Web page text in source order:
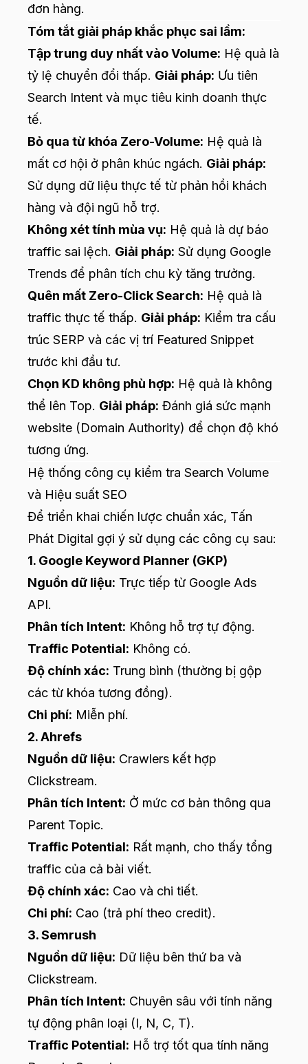
đơn hàng.
Tóm tắt giải pháp khắc phục sai lầm:
Tập trung duy nhất vào Volume: Hệ quả là
tỷ lệ chuyển đổi thấp. Giải pháp: Ưu tiên
Search Intent và mục tiêu kinh doanh thực
tế.
Bỏ qua từ khóa Zero-Volume: Hệ quả là
mất cơ hội ở phân khúc ngách. Giải pháp:
Sử dụng dữ liệu thực tế từ phản hồi khách
hàng và đội ngũ hỗ trợ.
Không xét tính mùa vụ: Hệ quả là dự báo
traffic sai lệch. Giải pháp: Sử dụng Google
Trends để phân tích chu kỳ tăng trưởng.
Quên mất Zero-Click Search: Hệ quả là
traffic thực tế thấp. Giải pháp: Kiểm tra cấu
trúc SERP và các vị trí Featured Snippet
trước khi đầu tư.
Chọn KD không phù hợp: Hệ quả là không
thể lên Top. Giải pháp: Đánh giá sức mạnh
website (Domain Authority) để chọn độ khó
tương ứng.
Hệ thống công cụ kiểm tra Search Volume
và Hiệu suất SEO
Để triển khai chiến lược chuẩn xác, Tấn
Phát Digital gợi ý sử dụng các công cụ sau:
1. Google Keyword Planner (GKP)
Nguồn dữ liệu: Trực tiếp từ Google Ads
API.
Phân tích Intent: Không hỗ trợ tự động.
Traffic Potential: Không có.
Độ chính xác: Trung bình (thường bị gộp
các từ khóa tương đồng).
Chi phí: Miễn phí.
2. Ahrefs
Nguồn dữ liệu: Crawlers kết hợp
Clickstream.
Phân tích Intent: Ở mức cơ bản thông qua
Parent Topic.
Traffic Potential: Rất mạnh, cho thấy tổng
traffic của cả bài viết.
Độ chính xác: Cao và chi tiết.
Chi phí: Cao (trả phí theo credit).
3. Semrush
Nguồn dữ liệu: Dữ liệu bên thứ ba và
Clickstream.
Phân tích Intent: Chuyên sâu với tính năng
tự động phân loại (I, N, C, T).
Traffic Potential: Hỗ trợ tốt qua tính năng